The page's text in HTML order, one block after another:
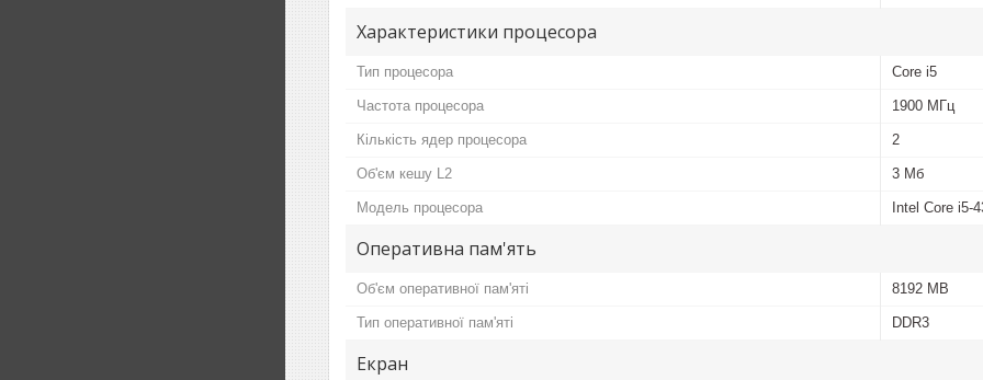
Характеристики процесора
Тип процесора Core i5
Частота процесора 1900 МГц
Кількість ядер процесора 2
Об'єм кешу L2 3 Мб
Модель процесора Intel Core i5-
Оперативна пам'ять
Об'єм оперативної пам'яті 8192 MB
Тип оперативної пам'яті DDR3
Екран